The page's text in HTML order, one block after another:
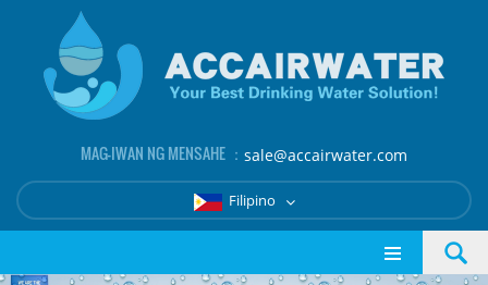
MAG-IWAN NG MENSAHE ： sale@accairwater.com
Filipino